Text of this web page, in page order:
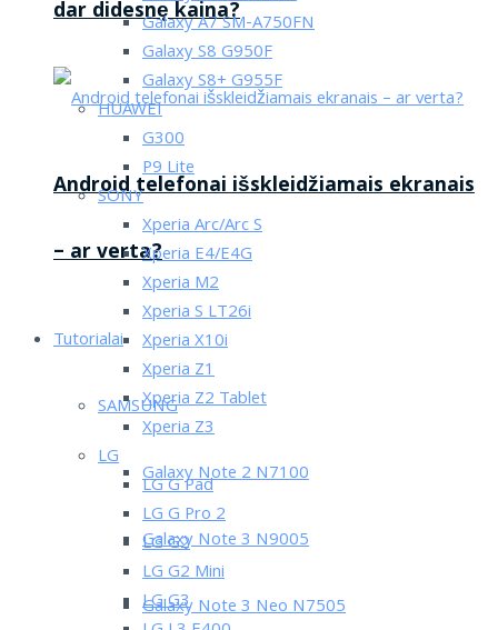
dar didesnę kaina?
Android telefonai išskleidžiamais ekranais
– ar verta?
Tutorialai
SAMSUNG
Galaxy Note 2 N7100
Galaxy Note 3 N9005
Galaxy Note 3 Neo N7505
Galaxy A7 SM-A750FN
Galaxy S8 G950F
Galaxy S8+ G955F
HUAWEI
G300
P9 Lite
SONY
Xperia Arc/Arc S
Xperia E4/E4G
Xperia M2
Xperia S LT26i
Xperia X10i
Xperia Z1
Xperia Z2 Tablet
Xperia Z3
LG
LG G Pad
LG G Pro 2
LG G2
LG G2 Mini
LG G3